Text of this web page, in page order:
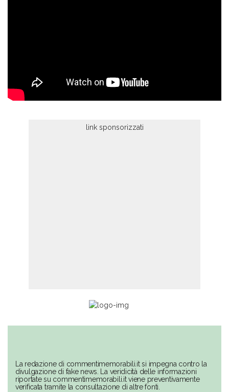
La redazione di commentimemorabili.it si impegna contro la
divulgazione di fake news. La veridicità delle informazioni
riportate su commentimemorabili.it viene preventivamente
verificata tramite la consultazione di altre fonti.